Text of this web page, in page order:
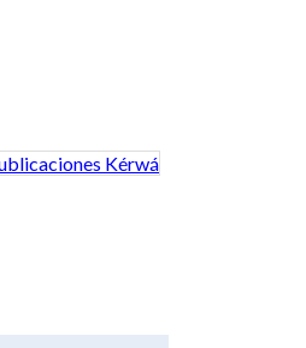
Kérwá